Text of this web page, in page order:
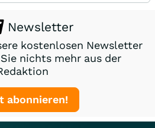
Newsletter
kostenlosen Newsletter
nichts mehr aus der
abonnieren!